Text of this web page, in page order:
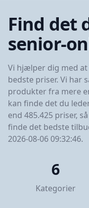
Find det
senior-
Vi hjælper dig med
bedste priser. Vi har
produkter fra mere
kan finde det du
end 485.425 priser,
finde det bedste
2026-08-06 09:32:46.
6
Kategorier